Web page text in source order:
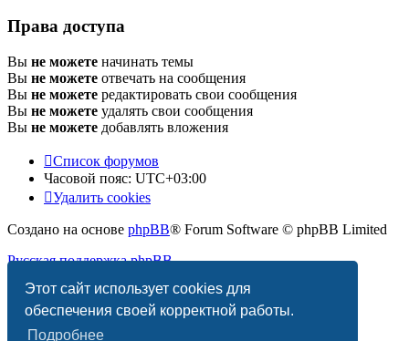
Этот сайт использует cookies для
обеспечения своей корректной работы.
Подробнее
Права доступа
Вы не можете начинать темы
Вы не можете отвечать на сообщения
Вы не можете редактировать свои сообщения
Вы не можете удалять свои сообщения
Вы не можете добавлять вложения
Список форумов
Часовой пояс: UTC+03:00
Удалить cookies
Создано на основе phpBB® Forum Software © phpBB Limited
Русская поддержка phpBB
Конфиденциальность |Правила